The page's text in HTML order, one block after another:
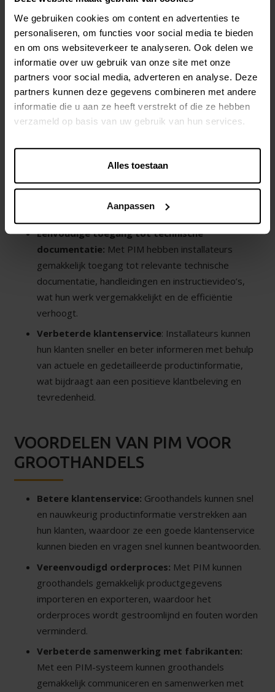
We gebruiken cookies om content en advertenties te
personaliseren, om functies voor social media te bieden
en om ons websiteverkeer te analyseren. Ook delen we
informatie over uw gebruik van onze site met onze
partners voor social media, adverteren en analyse. Deze
partners kunnen deze gegevens combineren met andere
informatie die u aan ze heeft verstrekt of die ze hebben
verzameld op basis van uw gebruik van hun services.
Alles toestaan
Aanpassen
VOORDELEN VAN PIM VOOR
INSTALLATEURS:
Snellere en betere offertes:Installateurs kunnen
met behulp van een PIM-systeem snel de juiste
productinformatie vinden en deze gebruiken om
nauwkeurige en aantrekkelijke offertes op te stellen
voor hun klanten.
Betere productselectie:Installateurs kunnen
gebruikmaken van geavanceerde zoek- en
filtermogelijkheden in een PIM-systeem om snel de
technische specificaties en vereisten.
Eenvoudige toegang tot technische
documentatie: Met PIM hebben installateurs
gemakkelijk toegang tot relevante technische
documentatie, handleidingen en instructievideo’s,
wat hun werk vergemakkelijkt en de efficiëntie
verhoogt.
Verbeterde klantenservice: Installateurs kunnen
hun klanten sneller en beter informeren met behulp
van actuele en gedetailleerde productinformatie,
wat bijdraagt aan een positieve klantbeleving en
tevredenheid.
VOORDELEN VAN PIM VOOR
GROOTHANDELS
Betere klantenservice: Groothandels kunnen snel
en nauwkeurig productinformatie verstrekken aan
hun klanten, waardoor ze een goede klantenservice
kunnen bieden en vragen snel kunnen beantwoorden.
Vereenvoudigd orderproces: Met PIM kunnen
groothandels gemakkelijk productgegevens
importeren en exporteren, waardoor het
orderproces wordt gestroomlijnd en fouten worden
verminderd.
Verbeterde samenwerking met fabrikanten:
Met een PIM-systeem kunnen groothandels
gemakkelijk communiceren en samenwerken met